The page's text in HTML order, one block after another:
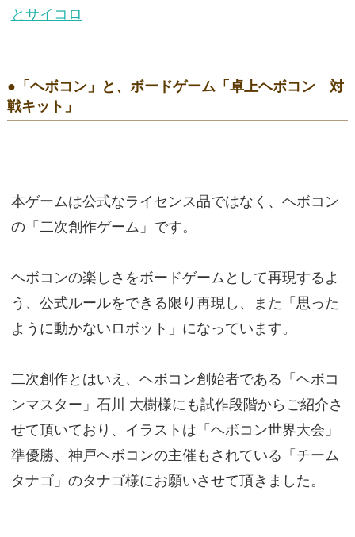
とサイコロ
●「ヘボコン」と、ボードゲーム「卓上ヘボコン 対
戦キット」
本ゲームは公式なライセンス品ではなく、ヘボコン
の「二次創作ゲーム」です。
ヘボコンの楽しさをボードゲームとして再現するよ
う、公式ルールをできる限り再現し、また「思った
ように動かないロボット」になっています。
二次創作とはいえ、ヘボコン創始者である「ヘボコ
ンマスター」石川 大樹様にも試作段階からご紹介さ
せて頂いており、イラストは「ヘボコン世界大会」
準優勝、神戸ヘボコンの主催もされている「チーム
タナゴ」のタナゴ様にお願いさせて頂きました。